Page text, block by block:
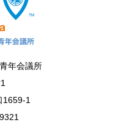
年会議所
1659-1